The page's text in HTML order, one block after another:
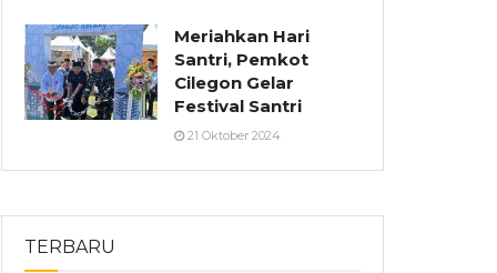
Meriahkan Hari
Santri, Pemkot
Cilegon Gelar
Festival Santri
21 Oktober 2024
TERBARU